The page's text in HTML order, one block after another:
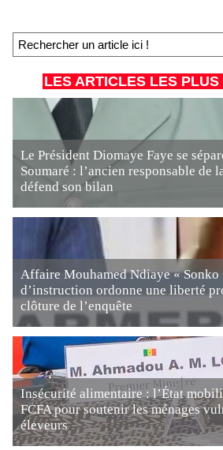
LES ARTICLES LES PLUS
Le Président Diomaye Faye se
Soumaré : l’ancien responsable de
défend son bilan
Affaire Mouhamed Ndiaye « Sonko
d’instruction ordonne une liberté
clôture de l’enquête
Insécurité alimentaire : l’État
FCFA pour soutenir les ménages
éleveurs